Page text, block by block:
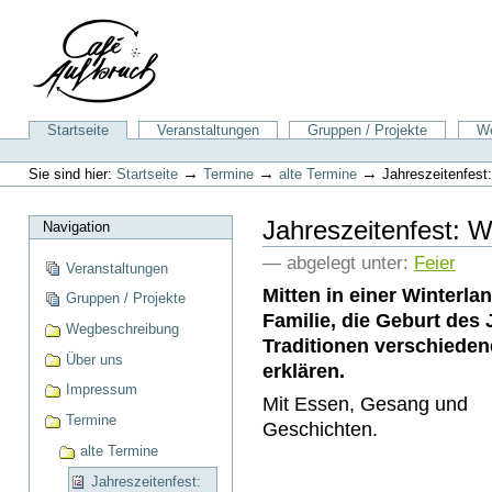
Navigation
SektionenStartseite Veranstaltungen Gruppen / Projekte
Benutzerspezifische
Werkzeuge
Sie sind hier: Startseite → Termine → alte Termine →
Navigation
Veranstaltungen
Gruppen / Projekte
Wegbeschreibung
Über uns
Impressum
Termine
alte Termine
Jahreszeitenfest:
Jahreszeitenfest:
— abgelegt unter: Feier
Mitten in einer
Familie, die Geburt des
Traditionen
erklären.
Mit Essen, Gesang und
Geschichten.